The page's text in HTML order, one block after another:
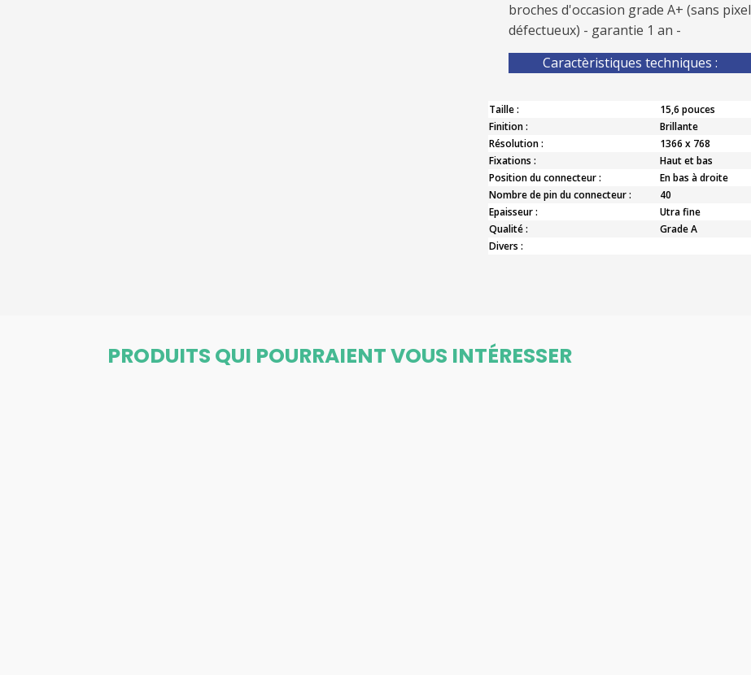
broches d'occasion grade A+ (sans pixel
défectueux) - garantie 1 an -
Caractèristiques techniques :
Taille :
15,6 pouces
Finition :
Brillante
Résolution :
1366 x 768
Fixations :
Haut et bas
Position du connecteur :
En bas à droite
Nombre de pin du connecteur :
40
Epaisseur :
Utra fine
Qualité :
Grade A
Divers :
PRODUITS QUI POURRAIENT VOUS INTÉRESSER